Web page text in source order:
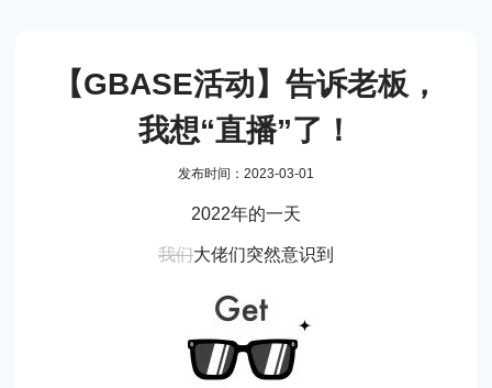
【GBASE活动】告诉老板，
我想“直播”了！
发布时间：2023-03-01
2022年的一天
我们大佬们突然意识到